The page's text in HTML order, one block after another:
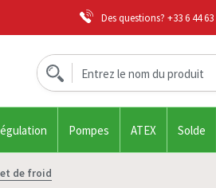
Des questions? +33 6 44 63
Pompes ATEX Solde
de froid